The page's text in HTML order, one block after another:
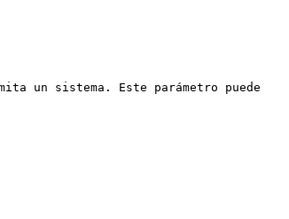
un sistema. Este parámetro puede